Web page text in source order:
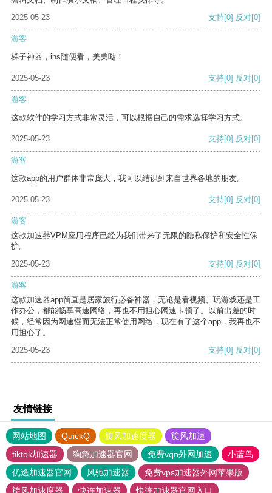
2025-05-23
支持[0] 反对[0]
游客
梯子神器，ins随便看，美美哒！
2025-05-23 支持[0] 反对[0]
游客
这款软件的学习方式非常灵活，可以根据自己的需求选择学习方式。
2025-05-23 支持[0] 反对[0]
游客
这款app的用户群体非常庞大，我可以结识到来自世界各地的朋友。
2025-05-23 支持[0] 反对[0]
游客
这款加速器VPM应用程序已经为我们带来了无限的隐私保护和安全性保
护。
2025-05-23
支持[0] 反对[0]
游客
这款加速器app简直是居家旅行必备神器，无论是看视频、玩游戏还是工
作办公，都能畅享高速网络，再也不用担心网速卡顿了。以前出差的时
候，经常因为网速慢而无法正常使用网络，现在有了这个app，我再也不
用担心了。
2025-05-23
支持[0] 反对[0]
友情链接
网站地图 QuickQ 旋风加速度器
旋风加速
tiktok加速器
狗急加速器官网 免费vqn外网加速
小蓝鸟
优途加速器官网
风驰加速器
免费vps加速器外网苹果版
旋风加速度器
快连加速器 快连加速器官网入口